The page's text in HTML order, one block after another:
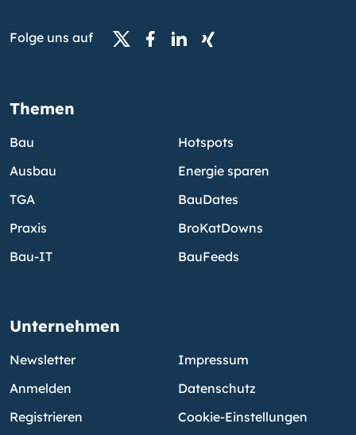
Folge uns auf
Themen
Bau
Ausbau
TGA
Praxis
Bau-IT
Hotspots
Energie sparen
BauDates
BroKatDowns
BauFeeds
Unternehmen
Newsletter
Anmelden
Registrieren
Impressum
Datenschutz
Cookie-Einstellungen